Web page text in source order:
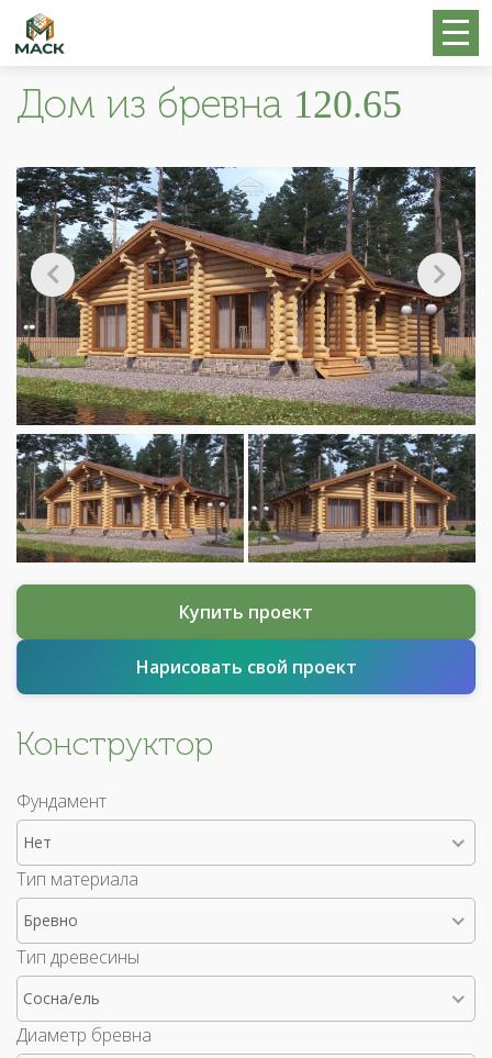
Дом из бревна 120.65
Купить проект
Нарисовать свой проект
Конструктор
Фундамент
Нет
Тип материала
Бревно
Тип древесины
Сосна/ель
Диаметр бревна